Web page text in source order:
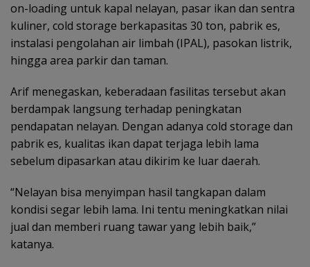
on-loading untuk kapal nelayan, pasar ikan dan sentra
kuliner, cold storage berkapasitas 30 ton, pabrik es,
instalasi pengolahan air limbah (IPAL), pasokan listrik,
hingga area parkir dan taman.
Arif menegaskan, keberadaan fasilitas tersebut akan
berdampak langsung terhadap peningkatan
pendapatan nelayan. Dengan adanya cold storage dan
pabrik es, kualitas ikan dapat terjaga lebih lama
sebelum dipasarkan atau dikirim ke luar daerah.
“Nelayan bisa menyimpan hasil tangkapan dalam
kondisi segar lebih lama. Ini tentu meningkatkan nilai
jual dan memberi ruang tawar yang lebih baik,”
katanya.